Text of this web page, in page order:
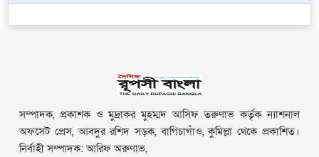
সম্পাদক, প্রকাশক ও মুদ্রাকর মুহম্মদ আসিফ তরুণাভ কর্তৃক ন্যাশনাল
অফসেট প্রেস, আবদুর রশিদ সড়ক, বাগিচাগাঁও, কুমিল্লা থেকে প্রকাশিত।
নির্বাহী সম্পাদক: আরিফ অরুণাভ,